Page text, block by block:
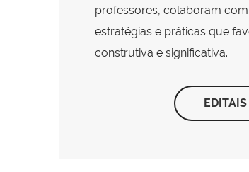
professores, colaboram
estratégias e práticas que
construtiva e significativa.